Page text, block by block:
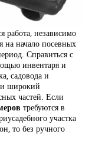
работа, независимо
на начало посевных
Справиться с
инвентаря и
садовода и
широкий
частей. Если
требуются в
участка
то без ручного